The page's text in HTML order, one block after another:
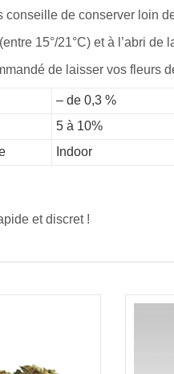
conseille de conserver loin
15°/21°C) et à l’abri
de laisser vos
– de 0,3 %
5 à 10%
Indoor
et discret !